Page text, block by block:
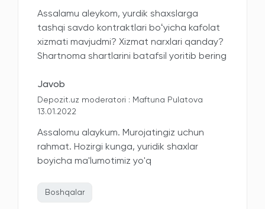
Assalamu aleykom, yurdik shaxslarga
tashqi savdo kontraktlari boʻyicha kafolat
xizmati mavjudmi? Xizmat narxlari qanday?
Shartnoma shartlarini batafsil yoritib bering
Javob
Depozit.uz moderatori : Maftuna Pulatova
13.01.2022
Assalomu alaykum. Murojatingiz uchun
rahmat. Hozirgi kunga, yuridik shaxlar
boyicha ma'lumotimiz yo'q
Boshqalar